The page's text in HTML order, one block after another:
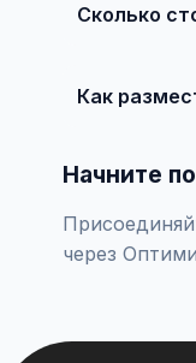
Сколько
Как
Начните
через